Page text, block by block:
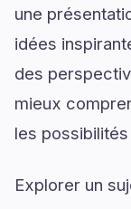
une
idées
des
mieux
les
Explorer un